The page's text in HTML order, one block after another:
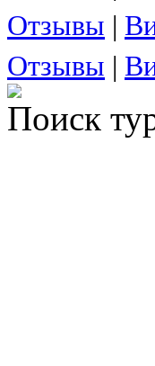
Отзывы |
Отзывы |
Поиск